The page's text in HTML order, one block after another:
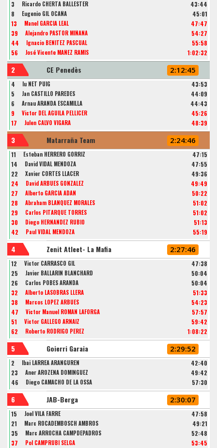
3
Ricardo CHERTA BALLESTER
43:44
8
Eugenio GIL OCAÑA
45:01
13
Manel GARCIA LEAL
47:47
39
Alejandro PASTOR MIÑANA
54:27
44
Ignacio BENITEZ PASCUAL
55:58
56
José Vicente MAÑEZ RAMIS 1:02:32
2 CE Penedès 2:12:45
4 Iu NET PUIG
43:53
5
Jan CASTILLO PAREDES
44:09
6
Arnau ARANDA ESCAMILLA
44:43
9
Victor DEL AGUILA PELLICER
45:26
17
Julen CALVO VIGARA 48:39
3 Matarraña Team 2:24:46
11 Esteban HERRERO GÓRRIZ
47:15
14
David VIDAL MENDOZA
47:55
22
Xavier CORTES LLACER
49:36
24
David ARBUES GONZALEZ
49:49
27
Alberto GARCÍA ADÁN
50:22
28
Abraham BLANQUEZ MORALES
51:02
29
Carlos PITARQUE TORRES
51:02
30
Diego HERNÁNDEZ RUBIO
51:13
42
Paul VIDAL MENDOZA 55:19
4 Zenit Atleet- La Mafia 2:27:46
12 Victor CARRASCO GIL
47:38
25
Javier BALLARIN BLANCHARD
50:04
26
Carlos POBES ARANDA
50:04
32
Alberto LASOBRAS LLERA
51:33
38
Marcos LOPEZ ARBUES
54:23
47
Victor Manuel ROMAN LAFORGA
57:57
51
Victor GALLEGO ARNAIZ
59:42
62
Roberto RODRIGO PEREZ 1:08:22
5 Goierri Garaia 2:29:52
2 Ibai LARREA ARANGUREN
42:40
23
Aner AROZENA DOMINGUEZ
49:42
46
Diego CAMACHO DE LA OSSA 57:30
6 JAB-Berga 2:30:07
15 Joel VILA FARRE
47:58
21
Marc ROCADEMBOSCH AMBROS
49:21
35
Marc ARROCHA CAMPDEPADROS
52:48
37
Pol CAMPRUBÍ SELGA
53:45